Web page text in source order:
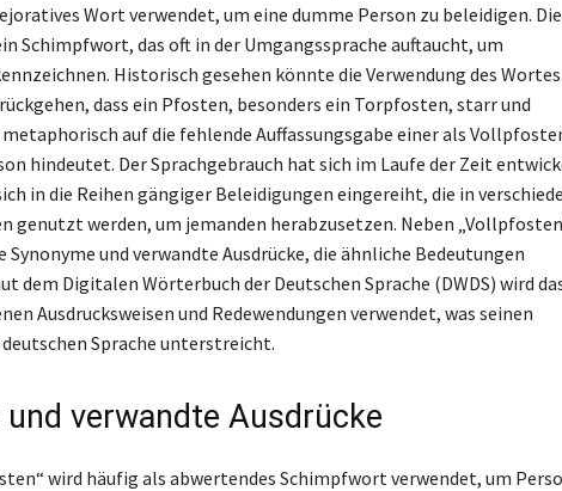
Wort verwendet, um eine dumme Person zu beleidigen.
Schimpfwort, das oft in der Umgangssprache auftaucht, um
Historisch gesehen könnte die Verwendung des
dass ein Pfosten, besonders ein Torpfosten, starr und
auf die fehlende Auffassungsgabe einer als
hindeutet. Der Sprachgebrauch hat sich im Laufe der Zeit
in die Reihen gängiger Beleidigungen eingereiht, die in
genutzt werden, um jemanden herabzusetzen. Neben
und verwandte Ausdrücke, die ähnliche Bedeutungen
dem Digitalen Wörterbuch der Deutschen Sprache (DWDS) wird
Ausdrucksweisen und Redewendungen verwendet, was seinen
Sprache unterstreicht.
und verwandte Ausdrücke
wird häufig als abwertendes Schimpfwort verwendet, um